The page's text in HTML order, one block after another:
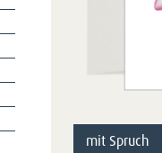
mit Spruch